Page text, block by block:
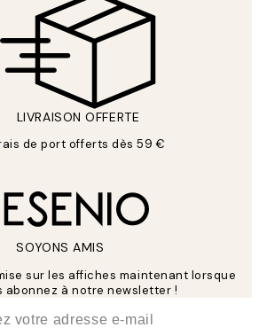
LIVRAISON OFFERTE
de port offerts dès 59 €
SOYONS AMIS
sur les affiches maintenant lorsque
abonnez à notre newsletter !